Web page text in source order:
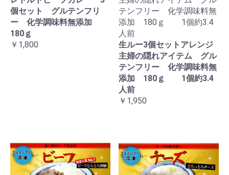
個セット グルテンフリ
ー 化学調味料無添加
180ｇ
￥1,800
テンフリー 化学調味料無
添加 180ｇ 1個約3.4
人前
生ルー3個セットアレンジ
主婦の隠れアイテム グル
テンフリー 化学調味料無
添加 180ｇ 1個約3.4
人前
￥1,950